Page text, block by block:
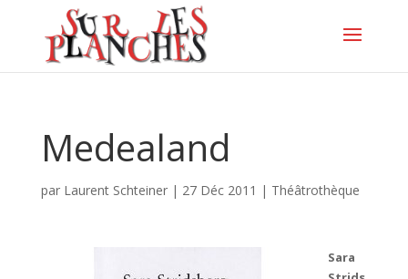
Medealand
par Laurent Schteiner| 27 Déc 2011 | Théâtrothèque
Sara